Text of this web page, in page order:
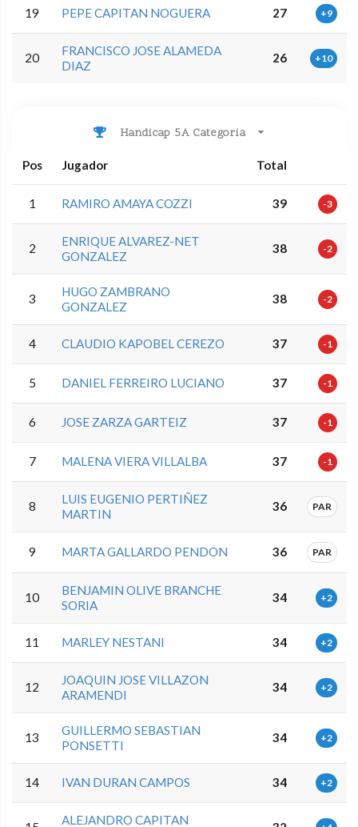
19 PEPE CAPITAN NOGUERA 27 +9
20
FRANCISCO JOSE ALAMEDA
DIAZ
26 +10
Handicap 5A Categoria
Pos Jugador Total
1 RAMIRO AMAYA COZZI 39 -3
2
ENRIQUE ALVAREZ-NET
GONZALEZ
38 -2
3
HUGO ZAMBRANO
GONZALEZ
38 -2
4 CLAUDIO KAPOBEL CEREZO 37 -1
5 DANIEL FERREIRO LUCIANO 37 -1
6 JOSE ZARZA GARTEIZ 37 -1
7 MALENA VIERA VILLALBA 37 -1
8
LUIS EUGENIO PERTIÑEZ
MARTIN
36 PAR
9 MARTA GALLARDO PENDON 36 PAR
10
BENJAMIN OLIVE BRANCHE
SORIA
34 +2
11 MARLEY NESTANI 34 +2
12
JOAQUIN JOSE VILLAZON
ARAMENDI
34 +2
13
GUILLERMO SEBASTIAN
PONSETTI
34 +2
14 IVAN DURAN CAMPOS 34 +2
ALEJANDRO CAPITAN